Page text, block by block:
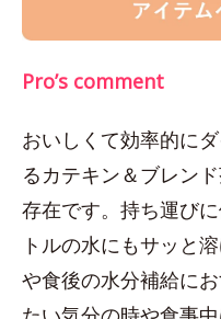
Pro’s comment
おいしくて効率的に
るカテキン＆ブレン
存在です。持ち運び
トルの水にもサッと
や食後の水分補給に